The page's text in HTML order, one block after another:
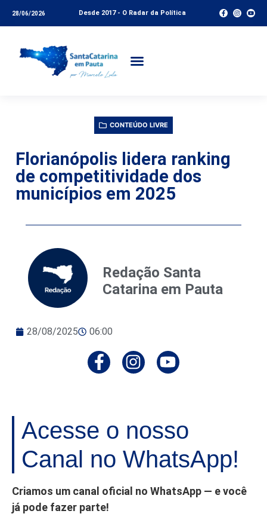
28/06/2026 Desde 2017 - O Radar da Política
CONTEÚDO LIVRE
Florianópolis lidera ranking
de competitividade dos
municípios em 2025
Redação Santa
Catarina em Pauta
28/08/2025 06:00
Acesse o nosso
Canal no WhatsApp!
Criamos um canal oficial no WhatsApp — e você
já pode fazer parte!